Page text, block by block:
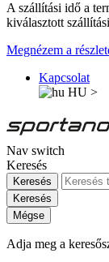
A szállítási idő a
kiválasztott
Megnézem a
Kapcsolat
HU >
Nav switch
Keresés
Keresés
Keresés
Mégse
Adja meg a